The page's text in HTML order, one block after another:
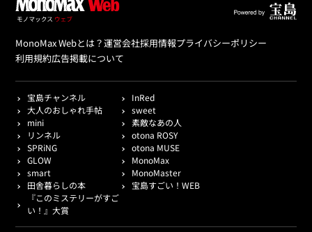
MonoMax Webとは？運営会社採用情報プライバシーポリシー
利用規約広告掲載について
宝島チャンネル
InRed
大人のおしゃれ手帖
sweet
mini
素敵なあの人
リンネル
otona ROSY
SPRiNG
otona MUSE
GLOW
MonoMax
smart
MonoMaster
田舎暮らしの本
宝島すごい！WEB
『このミステリーがすご
い！』大賞